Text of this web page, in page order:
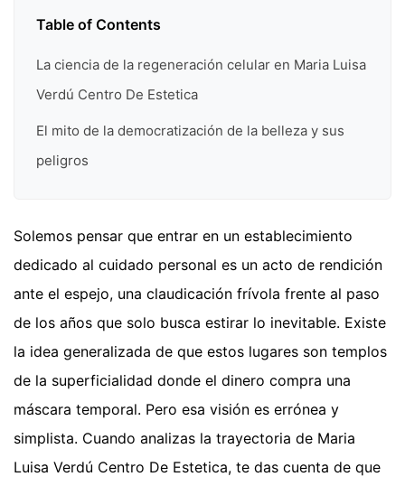
Table of Contents
La ciencia de la regeneración celular en Maria Luisa
Verdú Centro De Estetica
El mito de la democratización de la belleza y sus
peligros
Solemos pensar que entrar en un establecimiento
dedicado al cuidado personal es un acto de rendición
ante el espejo, una claudicación frívola frente al paso
de los años que solo busca estirar lo inevitable. Existe
la idea generalizada de que estos lugares son templos
de la superficialidad donde el dinero compra una
máscara temporal. Pero esa visión es errónea y
simplista. Cuando analizas la trayectoria de Maria
Luisa Verdú Centro De Estetica, te das cuenta de que